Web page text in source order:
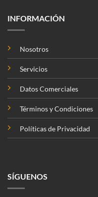
INFORMACIÓN
Nosotros
Servicios
Datos Comerciales
Términos y Condiciones
Políticas de Privacidad
SÍGUENOS